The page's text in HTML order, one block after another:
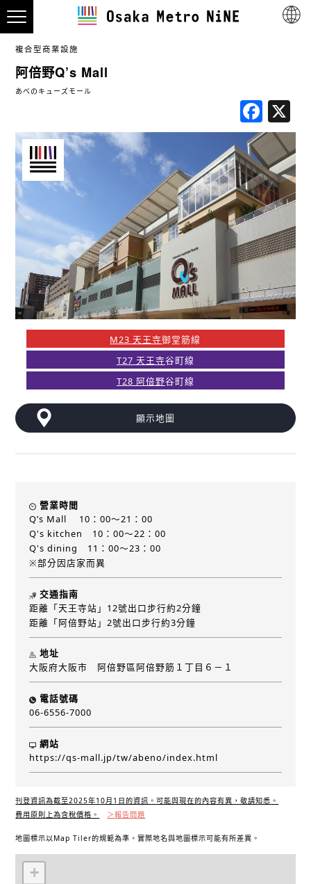
複合型商業設施
阿倍野Q’s Mall
あべのキューズモール
M23 天王寺御堂筋線
T27 天王寺谷町線
T28 阿倍野谷町線
顯示地圖
營業時間
Q’s Mall 10：00～21：00
Q's kitchen 10：00～22：00
Q's dining 11：00～23：00
※部分因店家而異
交通指南
距離「天王寺站」12號出口步行約2分鐘
距離「阿倍野站」2號出口步行約3分鐘
地址
大阪府大阪市 阿倍野區阿倍野筋１丁目６－１
電話號碼
06-6556-7000
網站
https://qs-mall.jp/tw/abeno/index.html
刊登資訊為截至2025年10月1日的資訊。可能與現在的內容有異，敬請知悉。
費用原則上為含稅價格。
＞報告問題
地圖標示以Map Tiler的規範為準。實際地名與地圖標示可能有所差異。
+